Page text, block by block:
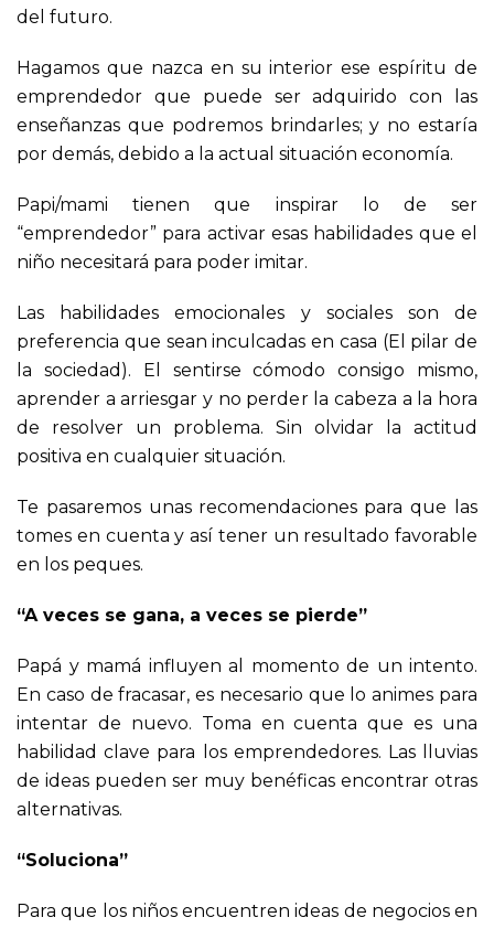
del futuro.
Hagamos que nazca en su interior ese espíritu de
emprendedor que puede ser adquirido con las
enseñanzas que podremos brindarles; y no estaría
por demás, debido a la actual situación economía.
Papi/mami tienen que inspirar lo de ser
“emprendedor” para activar esas habilidades que el
niño necesitará para poder imitar.
Las habilidades emocionales y sociales son de
preferencia que sean inculcadas en casa (El pilar de
la sociedad). El sentirse cómodo consigo mismo,
aprender a arriesgar y no perder la cabeza a la hora
de resolver un problema. Sin olvidar la actitud
positiva en cualquier situación.
Te pasaremos unas recomendaciones para que las
tomes en cuenta y así tener un resultado favorable
en los peques.
“A veces se gana, a veces se pierde”
Papá y mamá influyen al momento de un intento.
En caso de fracasar, es necesario que lo animes para
intentar de nuevo. Toma en cuenta que es una
habilidad clave para los emprendedores. Las lluvias
de ideas pueden ser muy benéficas encontrar otras
alternativas.
“Soluciona”
Para que los niños encuentren ideas de negocios en